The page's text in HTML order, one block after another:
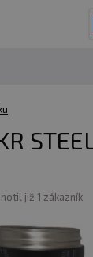
již 1 zákazník